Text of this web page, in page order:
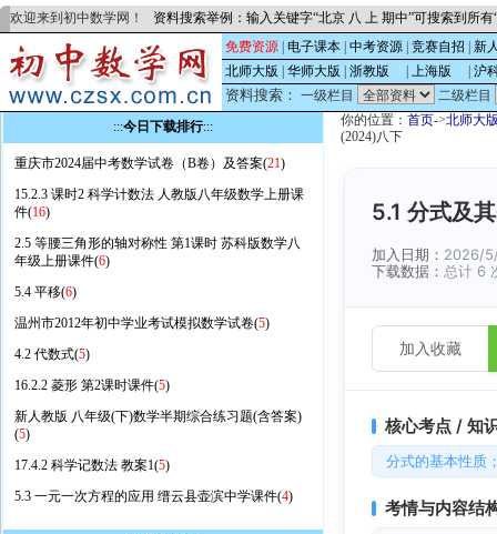
欢迎来到初中数学网！ 资料搜索举例：输入关键字“北京 八 上 期中”可搜索到所
免费资源 电子课本 中考资源 竞赛自招
新
北师大版
华师大版 浙教版 上海版 沪
资料搜索： 一级栏目
二级栏目
:::今日下载排行:::
重庆市2024届中考数学试卷（B卷）及答案(21)
15.2.3 课时2 科学计数法 人教版八年级数学上册课
件(16)
2.5 等腰三角形的轴对称性 第1课时 苏科版数学八
年级上册课件(6)
5.4 平移(6)
温州市2012年初中学业考试模拟数学试卷(5)
4.2 代数式(5)
16.2.2 菱形 第2课时课件(5)
新人教版 八年级(下)数学半期综合练习题(含答案)
(5)
17.4.2 科学记数法 教案1(5)
5.3 一元一次方程的应用 缙云县壶滨中学课件(4)
你的位置： 首页->北师大
(2024)八下
5.1 分式及
加入日期： 2026/
下载数据： 总计 6
加入收藏
核心考点 / 知
分式的基本性质
考情与内容结